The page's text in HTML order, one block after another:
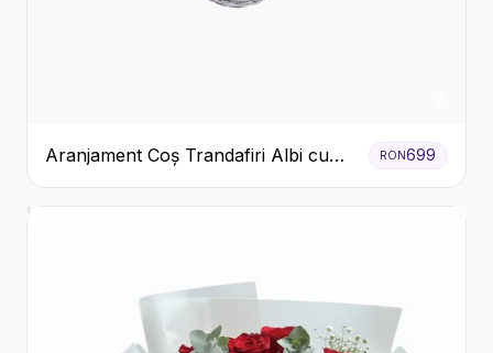
Aranjament Coș Trandafiri Albi cu
Accent Roșu
RON699